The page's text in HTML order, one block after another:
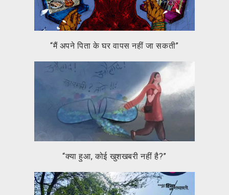
“मैं अपने पिता के घर वापस नहीं जा सकती”
“क्या हुआ, कोई खुशखबरी नहीं है?”